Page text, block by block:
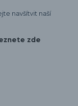
navšítvit naší
zde